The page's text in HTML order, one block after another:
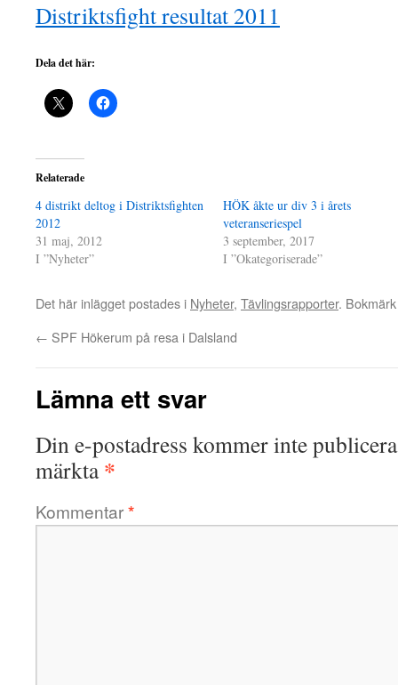
Distriktsfight resultat 2011
Dela det här:
Relaterade
4 distrikt deltog i Distriktsfighten
2012
31 maj, 2012
I ”Nyheter”
HÖK åkte ur div 3 i årets
veteranseriespel
3 september, 2017
I ”Okategoriserade”
Det här inlägget postades i Nyheter, Tävlingsrapporter.
← SPF Hökerum på resa i Dalsland
Lämna ett svar
Din e-postadress kommer inte
märkta*
Kommentar*